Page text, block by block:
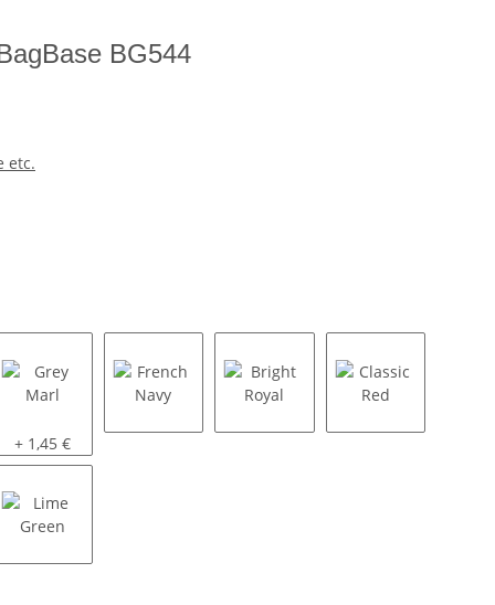
BG544
etc.
Grey Marl
+ 1,45 €